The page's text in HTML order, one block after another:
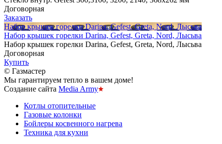
Договорная
Заказать
Набор крышек горелки Darina, Gefest, Greta, Nord, Лысьва
Набор крышек горелки Darina, Gefest, Greta, Nord, Лысьва
Набор крышек горелки Darina, Gefest, Greta, Nord, Лысьва
Договорная
Купить
© Газмастер
Мы гарантируем тепло в вашем доме!
Создание сайта Media Army
Котлы отопительные
Газовые колонки
Бойлеры косвенного нагрева
Техника для кухни